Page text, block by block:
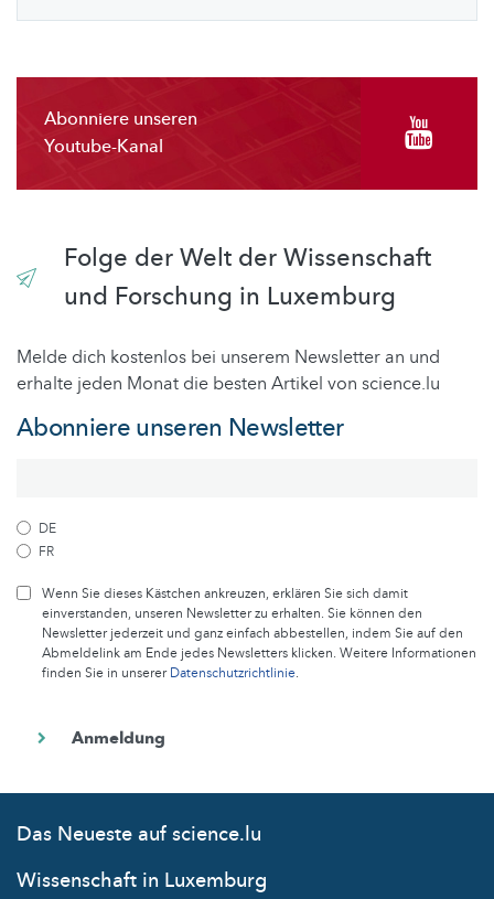
Abonniere unseren
Youtube-Kanal
Folge der Welt der Wissenschaft
und Forschung in Luxemburg
Melde dich kostenlos bei unserem Newsletter an und
erhalte jeden Monat die besten Artikel von science.lu
Abonniere unseren Newsletter
DE
FR
Wenn Sie dieses Kästchen ankreuzen, erklären Sie sich damit
einverstanden, unseren Newsletter zu erhalten. Sie können den
Newsletter jederzeit und ganz einfach abbestellen, indem Sie auf den
Abmeldelink am Ende jedes Newsletters klicken. Weitere Informationen
finden Sie in unsererDatenschutzrichtlinie.
Das Neueste auf science.lu
Wissenschaft in Luxemburg